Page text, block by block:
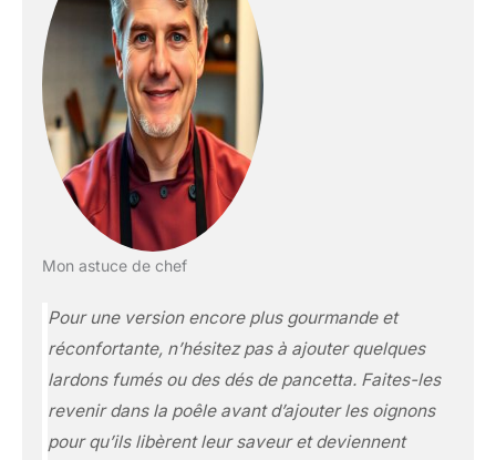
Mon astuce de chef
Pour une version encore plus gourmande et
réconfortante, n’hésitez pas à ajouter quelques
lardons fumés ou des dés de pancetta. Faites-les
revenir dans la poêle avant d’ajouter les oignons
pour qu’ils libèrent leur saveur et deviennent